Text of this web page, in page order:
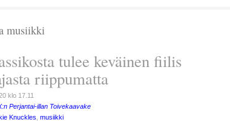
musiikki
tulee keväinen fiilis
riippumatta
klo 17.11
Perjantai-illan Toivekaavake
Knuckles musiikki